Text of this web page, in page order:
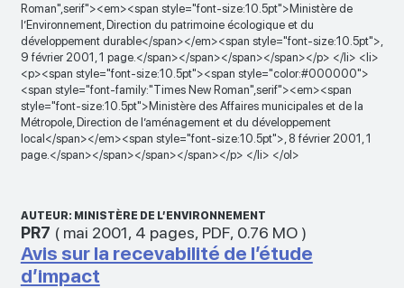
Roman",serif"><em><span style="font-size:10.5pt">Ministère de
l’Environnement, Direction du patrimoine écologique et du
développement durable</span></em><span style="font-size:10.5pt">,
9 février 2001, 1 page.</span></span></span></span></p> </li> <li>
<p><span style="font-size:10.5pt"><span style="color:#000000">
<span style="font-family:"Times New Roman",serif"><em><span
style="font-size:10.5pt">Ministère des Affaires municipales et de la
Métropole, Direction de l’aménagement et du développement
local</span></em><span style="font-size:10.5pt">, 8 février 2001, 1
page.</span></span></span></span></p> </li> </ol>
AUTEUR: MINISTÈRE DE L’ENVIRONNEMENT
PR7 ( mai 2001, 4 pages, PDF, 0.76 MO)
Avis sur la recevabilité de l’étude
d’impact